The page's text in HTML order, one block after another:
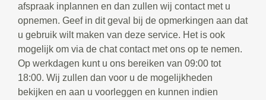
afspraak inplannen en dan zullen wij contact met u
opnemen. Geef in dit geval bij de opmerkingen aan dat
u gebruik wilt maken van deze service. Het is ook
mogelijk om via de chat contact met ons op te nemen.
Op werkdagen kunt u ons bereiken van 09:00 tot
18:00. Wij zullen dan voor u de mogelijkheden
bekijken en aan u voorleggen en kunnen indien